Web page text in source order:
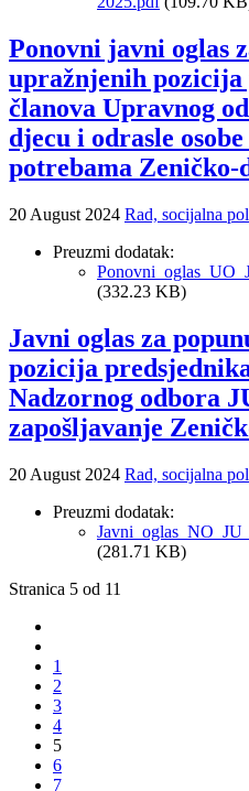
Ponovni javni oglas
upražnjenih pozicija
članova Upravnog
djecu i odrasle
potrebama Zeničko-
20 August 2024 Rad, socijalna
Preuzmi dodatak:
(332.23 KB)
Javni oglas za
pozicija
Nadzornog odbora
zapošljavanje
20 August 2024 Rad, socijalna
Preuzmi dodatak:
(281.71 KB)
Stranica 5 od 11
1
2
3
4
5
6
7